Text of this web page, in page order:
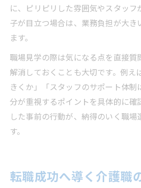
に、ピリピリした雰囲気やスタッフ
子が目立つ場合は、業務負担が大き
ます。
職場見学の際は気になる点を直接質
解消しておくことも大切です。例え
きくか」「スタッフのサポート体制
分が重視するポイントを具体的に確
した事前の行動が、納得のいく職場
す。
転職成功へ導く介護職